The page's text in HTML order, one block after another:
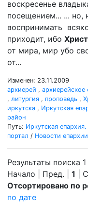
воскресенье
посещением... ... но,
воспринимать
приходит, ибо
от мира, мир убо
от...
Изменен: 23.11.2009
архиерей , архиерейское
, литургия , проповедь ,
иркутска , Иркутская
район
Путь: Иркутская
портал / Новости епархии
Результаты поиска 1
Начало | Пред. | 1 |
Отсортировано по
по дате